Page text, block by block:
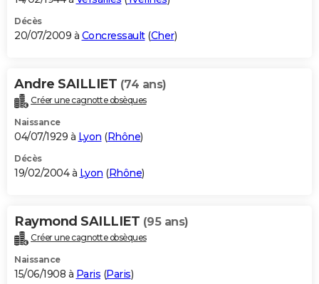
Décès
20/07/2009 à Concressault(Cher)
Andre SAILLIET (74 ans)
Créer une cagnotte obsèques
Naissance
04/07/1929 à Lyon (Rhône)
Décès
19/02/2004 à Lyon (Rhône)
Raymond SAILLIET (95 ans)
Créer une cagnotte obsèques
Naissance
15/06/1908 à Paris (Paris)